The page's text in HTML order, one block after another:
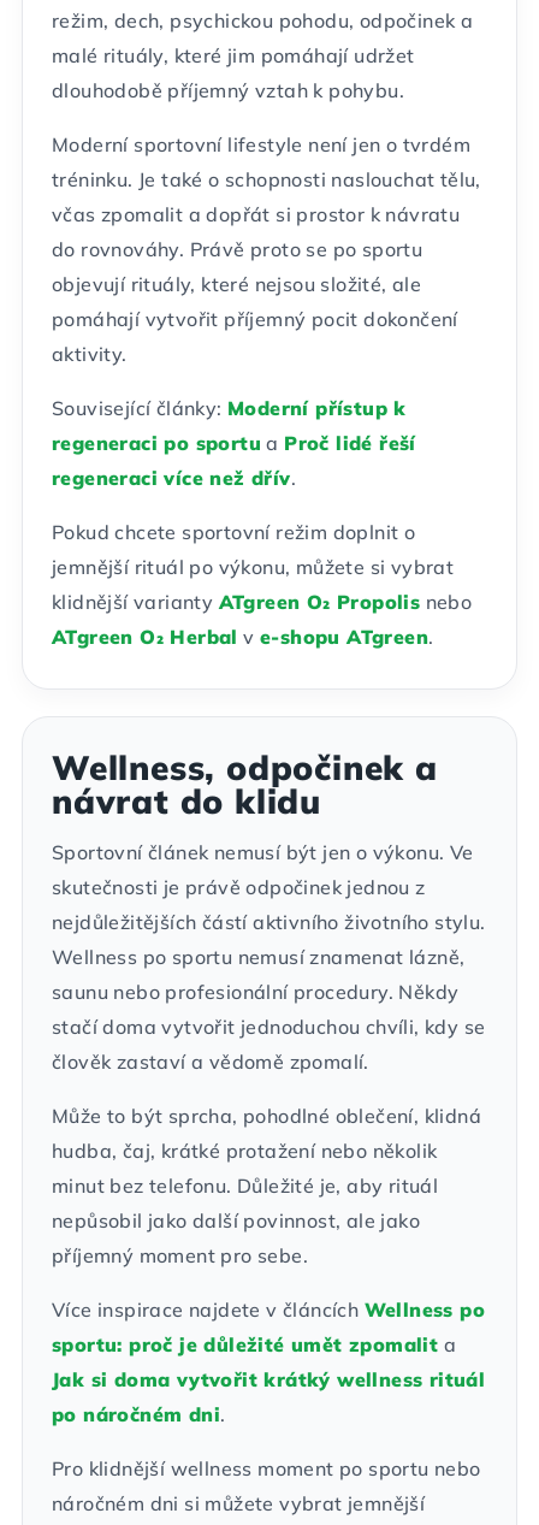
režim, dech, psychickou pohodu, odpočinek a
malé rituály, které jim pomáhají udržet
dlouhodobě příjemný vztah k pohybu.
Moderní sportovní lifestyle není jen o tvrdém
tréninku. Je také o schopnosti naslouchat tělu,
včas zpomalit a dopřát si prostor k návratu
do rovnováhy. Právě proto se po sportu
objevují rituály, které nejsou složité, ale
pomáhají vytvořit příjemný pocit dokončení
aktivity.
Související články: Moderní přístup k
regeneraci po sportu a Proč lidé řeší
regeneraci více než dřív.
Pokud chcete sportovní režim doplnit o
jemnější rituál po výkonu, můžete si vybrat
klidnější variantyATgreen O₂ Propolis nebo
ATgreen O₂ Herbal ve-shopu ATgreen.
Wellness, odpočinek a
návrat do klidu
Sportovní článek nemusí být jen o výkonu. Ve
skutečnosti je právě odpočinek jednou z
nejdůležitějších částí aktivního životního stylu.
Wellness po sportu nemusí znamenat lázně,
saunu nebo profesionální procedury. Někdy
stačí doma vytvořit jednoduchou chvíli, kdy se
člověk zastaví a vědomě zpomalí.
Může to být sprcha, pohodlné oblečení, klidná
hudba, čaj, krátké protažení nebo několik
minut bez telefonu. Důležité je, aby rituál
nepůsobil jako další povinnost, ale jako
příjemný moment pro sebe.
Více inspirace najdete v článcích Wellness po
sportu: proč je důležité umět zpomalit a
Jak si doma vytvořit krátký wellness rituál
po náročném dni.
Pro klidnější wellness moment po sportu nebo
náročném dni si můžete vybrat jemnější